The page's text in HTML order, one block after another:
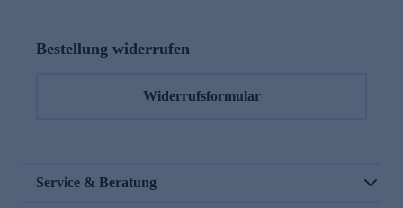
Bestellung widerrufen
Widerrufsformular
Service & Beratung